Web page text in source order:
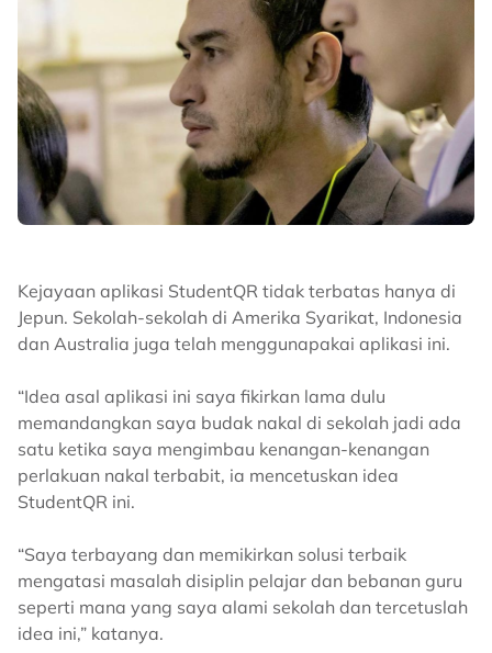
Kejayaan aplikasi StudentQR tidak terbatas hanya di
Jepun. Sekolah-sekolah di Amerika Syarikat, Indonesia
dan Australia juga telah menggunapakai aplikasi ini.
“Idea asal aplikasi ini saya fikirkan lama dulu
memandangkan saya budak nakal di sekolah jadi ada
satu ketika saya mengimbau kenangan-kenangan
perlakuan nakal terbabit, ia mencetuskan idea
StudentQR ini.
“Saya terbayang dan memikirkan solusi terbaik
mengatasi masalah disiplin pelajar dan bebanan guru
seperti mana yang saya alami sekolah dan tercetuslah
idea ini,” katanya.